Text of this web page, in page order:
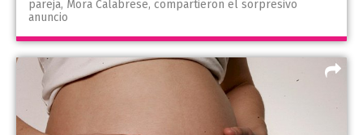
pareja, Mora Calabrese, compartieron el sorpresivo
anuncio